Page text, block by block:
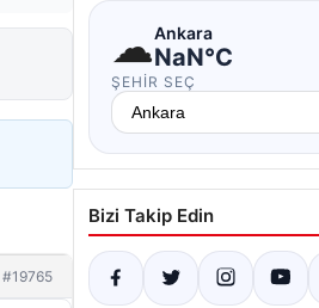
#19765
☁Ankara
NaN°C
ŞEHIR SEÇ
Bizi Takip Edin